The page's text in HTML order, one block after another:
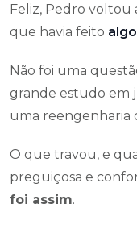
Feliz, Pedro
que havia feito
Não foi uma
grande estudo em
uma reengenharia
O que travou, e
preguiçosa e
foi assim.